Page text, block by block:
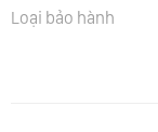
Loại bảo hành